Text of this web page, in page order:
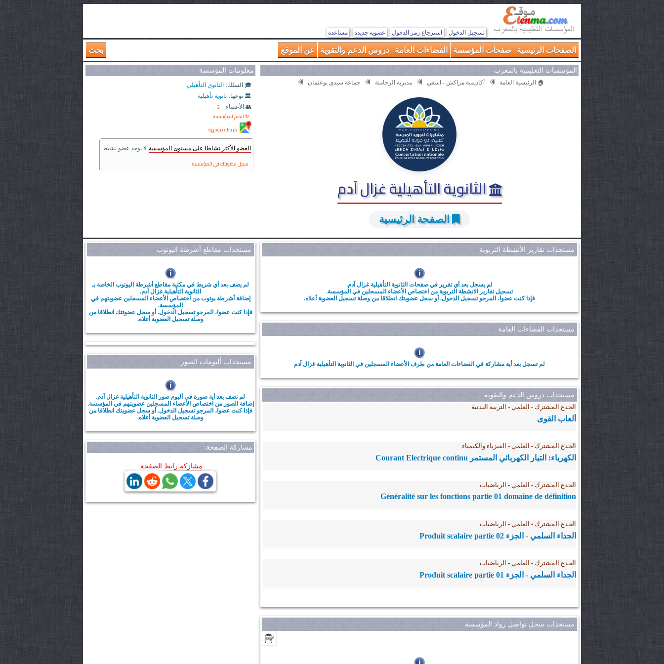
تسجيل الدخول استرجاع رمز الدخول عضوية جديدة مساعدة
الصفحات الرئيسية صفحات المؤسسة الفضاءات العامة دروس الدعم والتقوية عن الموقع بحث
المؤسسات التعليمية بالمغرب
🏠 الرئيسية العامة أكاديمية مراكش - اسفي مديرية الرحامنة جماعة سيدي بوعثمان
الثانوية التأهيلية غزال آدم
الصفحة الرئيسية
معلومات المؤسسة
🎓 السلك: الثانوي التأهيلي
🏛️ نوعها: ثانوية تأهيلية
👥 الأعضاء:
2
✨ انضم للمؤسسة
خريطة موجهة
العضو الأكثر نشاطا على مستوى المؤسسة لا يوجد عضو نشيط
سجل عضويتك في المؤسسة
مستجدات تقارير الأنشطة التربوية
لم يسجل بعد أي تقرير في صفحات الثانوية التأهيلية غزال آدم.
تسجيل تقارير الانشطة التربوية من اختصاص الأعضاء المسجلين في المؤسسة.
فإذا كنت عضوا، المرجو تسجيل الدخول. أو سجل عضويتك انطلاقا من وصلة تسجيل العضوية أعلاه.
مستجدات الفضاءات العامة
لم تسجل بعد أية مشاركة في الفضاءات العامة من طرف الأعضاء المسجلين في الثانوية التأهيلية غزال آدم
مستجدات دروس الدعم والتقوية
الجدع المشترك - العلمي - التربية البدنية
ألعاب القوى
الجدع المشترك - العلمي - الفيزياء والكيمياء
الكهرباء: التيار الكهربائي المستمر Courant Electrique continu
الجدع المشترك - العلمي - الرياضيات
Généralité sur les fonctions partie 01 domaine de définition
الجدع المشترك - العلمي - الرياضيات
الجداء السلمي - الجزء Produit scalaire partie 02
الجدع المشترك - العلمي - الرياضيات
الجداء السلمي - الجزء Produit scalaire partie 01
مستجدات سجل تواصل رواد المؤسسة
مستجدات مقاطع أشرطة اليوتوب
لم يضف بعد أي شريط في مكتبة مقاطع أشرطة اليوتوب الخاصة بـ
الثانوية التأهيلية غزال آدم.
إضافة أشرطة يوتوب من اختصاص الأعضاء المسجلين عضويتهم في
المؤسسة.
فإذا كنت عضوا، المرجو تسجيل الدخول. أو سجل عضوتتك انطلاقا من
وصلة تسجيل العضوية أعلاه.
مستجدات ألبومات الصور
لم تضف بعد أية صورة في ألبوم صور الثانوية التأهيلية غزال آدم.
إضافة الصور من اختصاص الأعضاء المسجلين عضويتهم في المؤسسة.
فإذا كنت عضوا، المرجو تسجيل الدخول. أو سجل عضويتك انطلاقا من
وصلة تسجيل العضوية أعلاه.
مشاركة الصفحة:
مشاركة رابط الصفحة: